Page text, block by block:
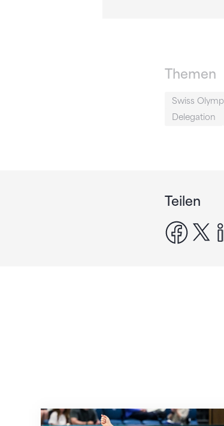
Themen
Swiss
Delegation
Teilen
x
Nächster Halt: Weltmeisterschaft